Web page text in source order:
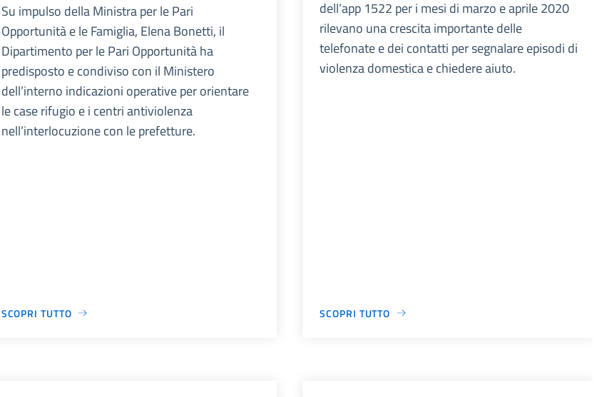
Su impulso della Ministra per le Pari
Opportunità e le Famiglia, Elena Bonetti, il
Dipartimento per le Pari Opportunità ha
predisposto e condiviso con il Ministero
dell’interno indicazioni operative per orientare
le case rifugio e i centri antiviolenza
nell’interlocuzione con le prefetture.
SCOPRI TUTTO
dell’app 1522 per i mesi di marzo e aprile 2020
rilevano una crescita importante delle
telefonate e dei contatti per segnalare episodi di
violenza domestica e chiedere aiuto.
SCOPRI TUTTO